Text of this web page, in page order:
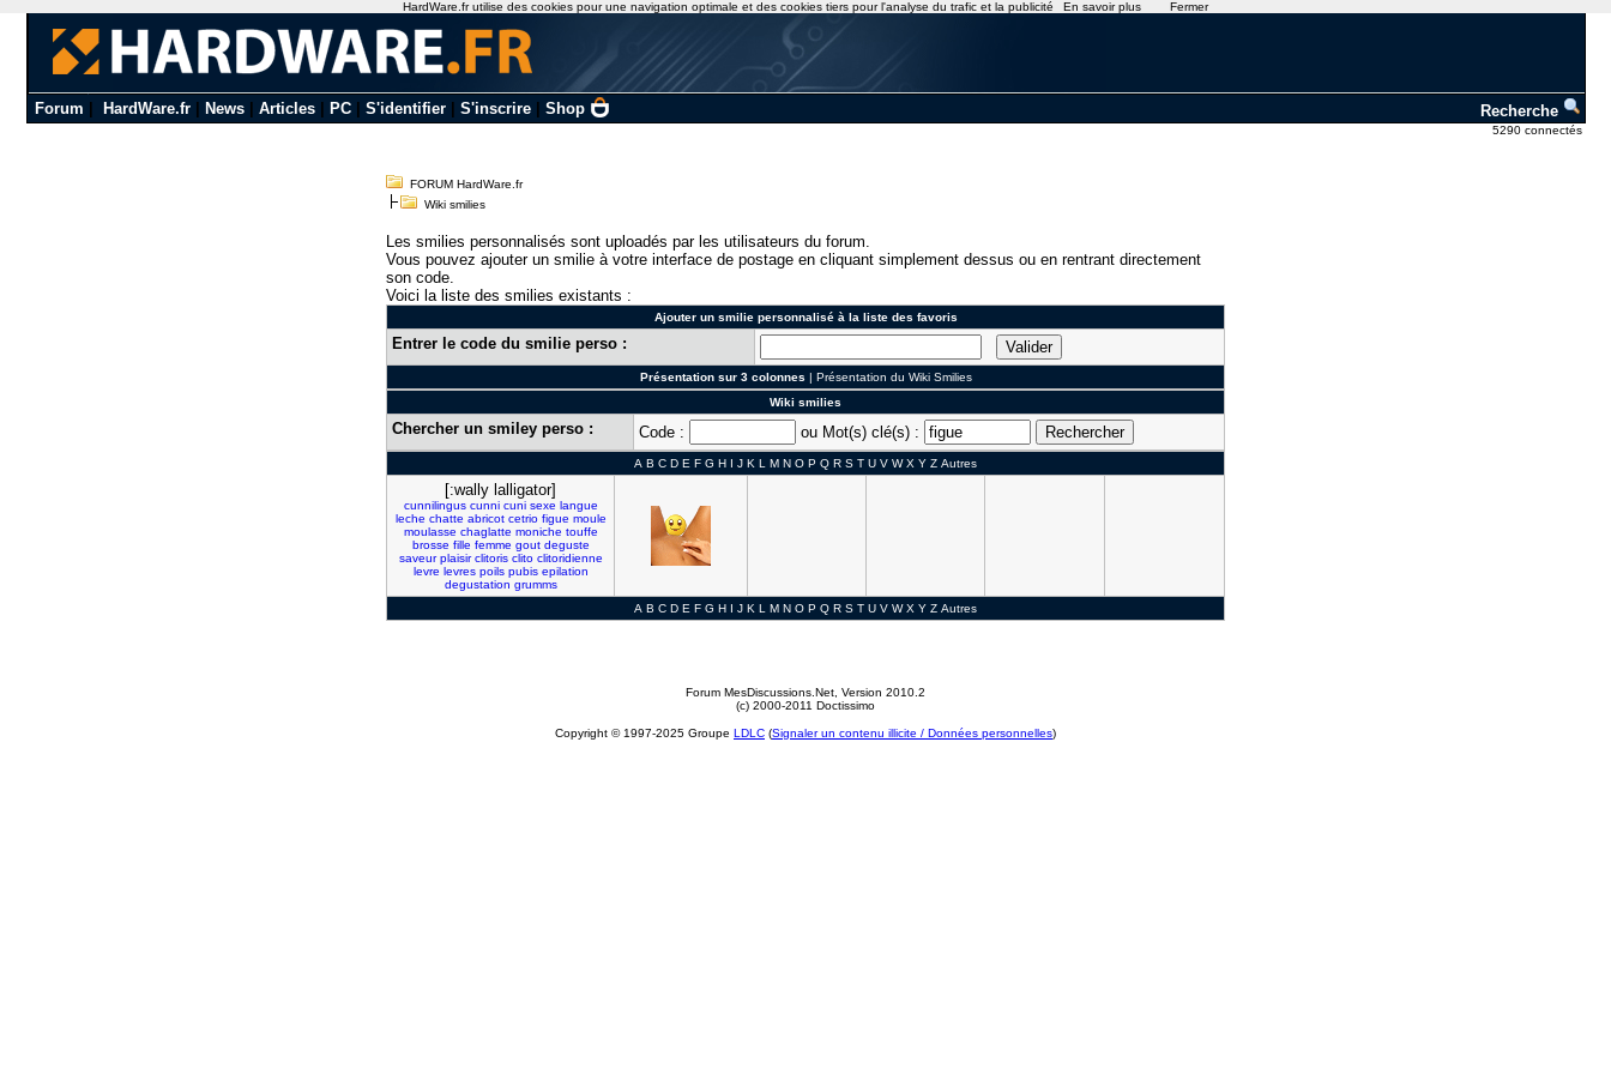
Forum HardWare.fr| News| Articles| PC| S'identifier| S'inscrire| Shop Recherche
5290 connectés
FORUM HardWare.fr
Wiki smilies
Les smilies personnalisés sont uploadés par les utilisateurs du forum.
Vous pouvez ajouter un smilie à votre interface de postage en cliquant simplement dessus ou en rentrant directement
son code.
Voici la liste des smilies existants :
Ajouter un smilie personnalisé à la liste des favoris
Entrer le code du smilie perso :
Présentation sur 3 colonnes | Présentation du Wiki Smilies
Wiki smilies
Chercher un smiley perso : Code : ou Mot(s) clé(s) :
A B C D E F G H I J K L M N O P Q R S T U V W X Y Z Autres
[:wally lalligator]
cunnilingus cunni cuni sexe langue
leche chatte abricot cetrio figue moule
moulasse chaglatte moniche touffe
brosse fille femme gout deguste
saveur plaisir clitoris clito clitoridienne
levre levres poils pubis epilation
degustation grumms
A B C D E F G H I J K L M N O P Q R S T U V W X Y Z Autres
Forum MesDiscussions.Net , Version 2010.2
(c) 2000-2011 Doctissimo
Copyright © 1997-2025 Groupe LDLC (Signaler un contenu illicite / Données personnelles)
HardWare.fr utilise des cookies pour une navigation optimale et des cookies tiers pour l'analyse du trafic et la publicité En savoir plus Fermer